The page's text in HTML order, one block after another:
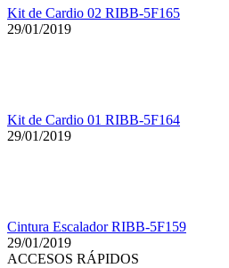
Kit de Cardio 02 RIBB-5F165
29/01/2019
Kit de Cardio 01 RIBB-5F164
29/01/2019
Cintura Escalador RIBB-5F159
29/01/2019
ACCESOS RÁPIDOS